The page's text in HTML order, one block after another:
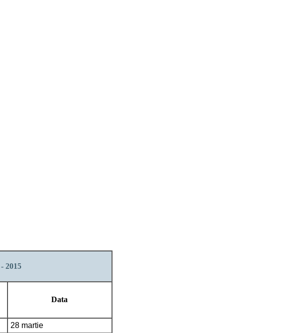
2015
Data
28 martie